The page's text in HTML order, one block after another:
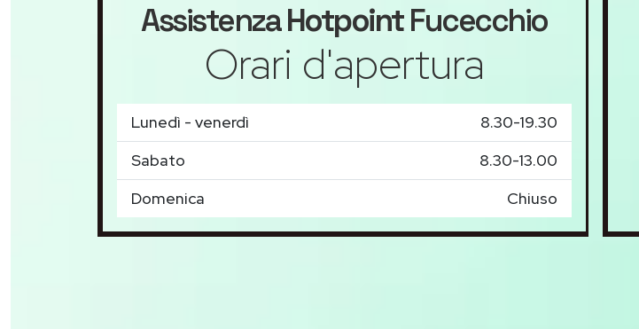
AssistenzaHotpointFucecchio
Orari d'apertura
Lunedì - venerdì
8.30-19.30
Sabato
8.30-13.00
Domenica
Chiuso